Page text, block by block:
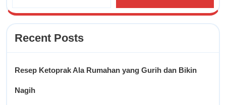
Recent Posts
Resep Ketoprak Ala Rumahan yang Gurih dan Bikin
Nagih